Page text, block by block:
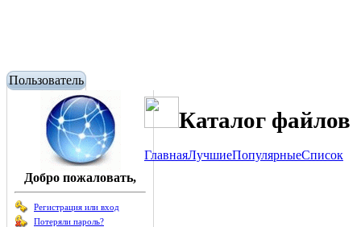
Пользователь
Добро пожаловать,
Регистрация или вход
Потеряли пароль?
Каталог файлов
ГлавнаяЛучшиеПопулярныеСписок